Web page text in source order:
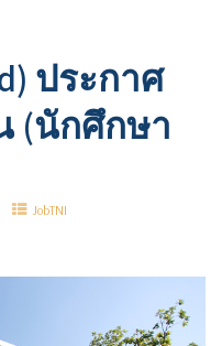
ประกาศ
(นักศึกษา
JobTNI